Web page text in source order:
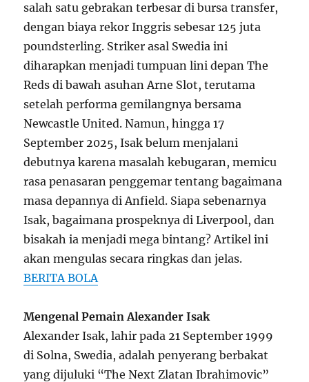
salah satu gebrakan terbesar di bursa transfer,
dengan biaya rekor Inggris sebesar 125 juta
poundsterling. Striker asal Swedia ini
diharapkan menjadi tumpuan lini depan The
Reds di bawah asuhan Arne Slot, terutama
setelah performa gemilangnya bersama
Newcastle United. Namun, hingga 17
September 2025, Isak belum menjalani
debutnya karena masalah kebugaran, memicu
rasa penasaran penggemar tentang bagaimana
masa depannya di Anfield. Siapa sebenarnya
Isak, bagaimana prospeknya di Liverpool, dan
bisakah ia menjadi mega bintang? Artikel ini
akan mengulas secara ringkas dan jelas.
BERITA BOLA
Mengenal Pemain Alexander Isak
Alexander Isak, lahir pada 21 September 1999
di Solna, Swedia, adalah penyerang berbakat
yang dijuluki “The Next Zlatan Ibrahimovic”